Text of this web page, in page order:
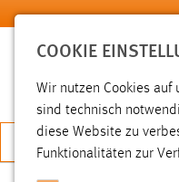
Zum Hauptinhalt springen
COOKIE
Wir nutzen Cookies auf
sind technisch
diese Website zu
Funktionalitäten zur